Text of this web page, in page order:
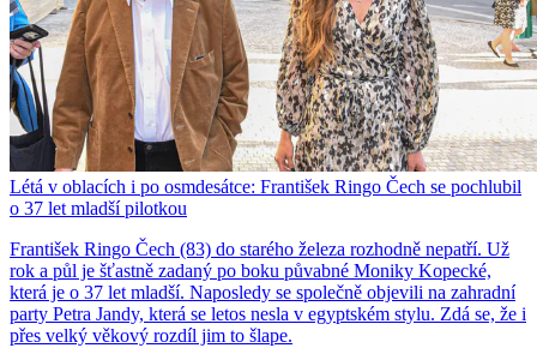
Létá v oblacích i po osmdesátce: František Ringo Čech se pochlubil
o 37 let mladší pilotkou
František Ringo Čech (83) do starého železa rozhodně nepatří. Už
rok a půl je šťastně zadaný po boku půvabné Moniky Kopecké,
která je o 37 let mladší. Naposledy se společně objevili na zahradní
party Petra Jandy, která se letos nesla v egyptském stylu. Zdá se, že i
přes velký věkový rozdíl jim to šlape.